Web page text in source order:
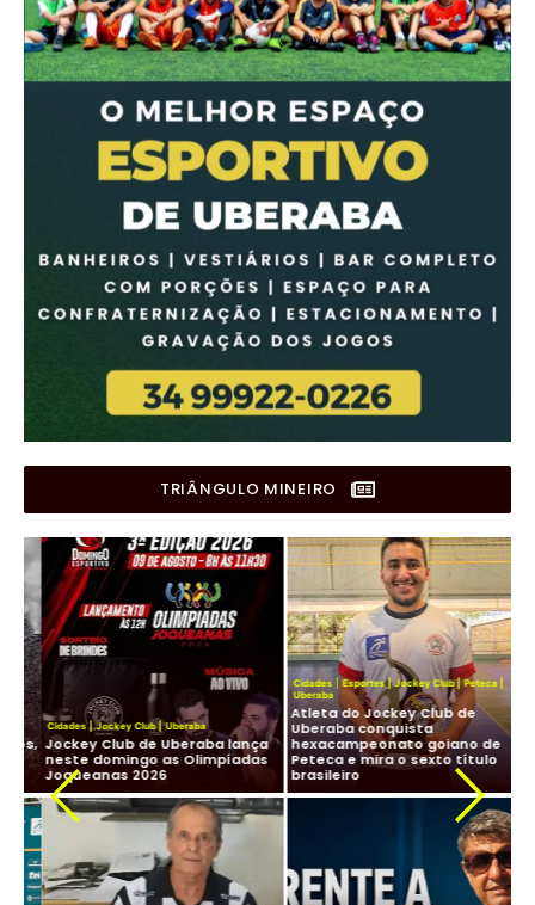
TRIÂNGULO MINEIRO
Cidades| Jockey Club| Uberaba
Jockey Club de Uberaba lança
neste domingo as Olimpíadas
Joqueanas 2026
Cidades| Esportes| Jockey Club| Peteca|
Uberaba
Atleta do Jockey Club de
Uberaba conquista
hexacampeonato goiano de
Peteca e mira o sexto título
brasileiro